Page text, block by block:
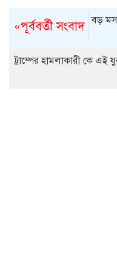
«পূর্ববর্তী সংবাদ বড়
ট্রাম্পের হামলাকারী কে এই